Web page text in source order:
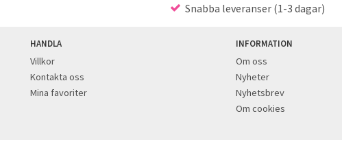
Snabba leveranser (1-3 dagar)
HANDLA
Villkor
Kontakta oss
Mina favoriter
INFORMATION
Om oss
Nyheter
Nyhetsbrev
Om cookies